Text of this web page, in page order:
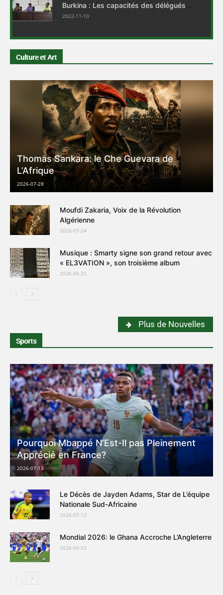
Burkina : Les capacités des délégués
renforcées sur la loi 001-2021 du 30 mars
2022-11-10
Culture et Art
Thomas Sankara: le Che Guevara de
L’Afrique
2026-07-28
Moufdi Zakaria, Voix de la Révolution
Algérienne
2026-07-24
Musique : Smarty signe son grand retour avec
« EL3VATION », son troisième album
2026-05-25
Plus de Nouvelles
Sports
Pourquoi Mbappé N’Est-Il pas Pleinement
Apprécié en France?
2026-07-13
Le Décès de Jayden Adams, Star de L’équipe
Nationale Sud-Africaine
2026-07-12
Mondial 2026: le Ghana Accroche L’Angleterre
2026-06-23